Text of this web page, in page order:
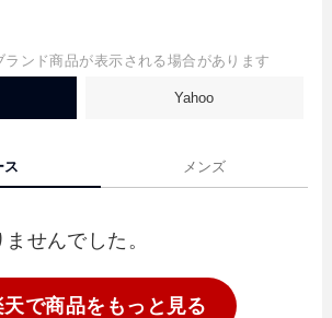
ンド商品が表示される場合があります
Yahoo
ス メンズ
せんでした。
天で商品を もっと見る